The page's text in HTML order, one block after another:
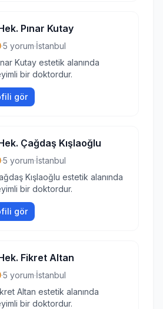
Pınar Kutay
·5 yorum·İstanbul
Kutay estetik alanında
bir doktordur.
gör
Çağdaş Kışlaoğlu
·5 yorum·İstanbul
Kışlaoğlu estetik alanında
bir doktordur.
gör
Fikret Altan
·5 yorum·İstanbul
Altan estetik alanında
bir doktordur.